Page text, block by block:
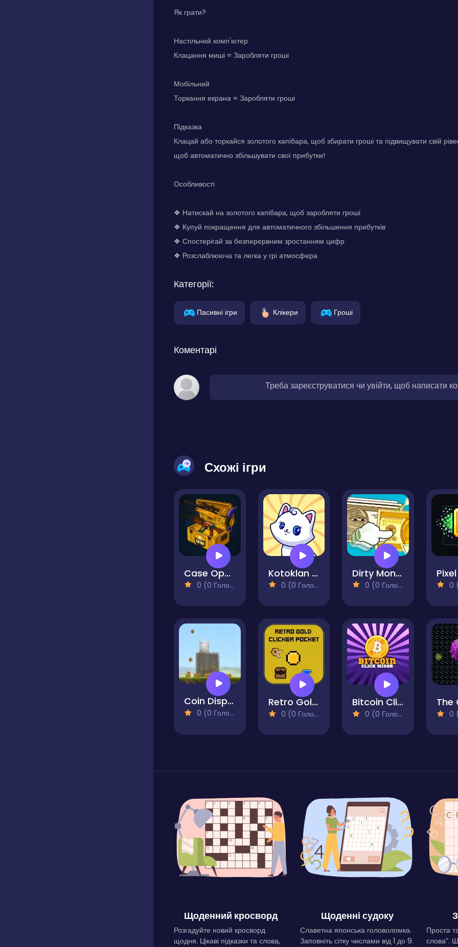
Як грати?
Настільний комп'ютер
Клацання миші = Заробляти гроші
Мобільний
Торкання екрана = Заробляти гроші
Підказка
Клацай або торкайся золотого капібара, щоб збирати гроші та підвищувати свій
щоб автоматично збільшувати свої прибутки!
Особливості
❖ Натискай на золотого капібара, щоб заробляти гроші
❖ Купуй покращення для автоматичного збільшення прибутків
❖ Спостерігай за безперервним зростанням цифр
❖ Розслаблююча та легка у грі атмосфера
Категорії:
Пасивні ігри Клікери Гроші
Коментарі
Треба зареєструватися чи увійти, щоб написати
Схожі ігри
Case Opener - Case Clicker Simulator
0 (0 Голосів)
Kotoklan Fluffy Epic Idle
0 (0 Голосів)
Dirty Money The Rich Get Rich
0 (0 Голосів) 0
Coin Dispenser
0 (0 Голосів)
Retro Gold Clicker Pocket
0 (0 Голосів)
Bitcoin Click Miner
0 (0 Голосів)
The
0
Щоденний кросворд
Розгадуйте новий кросворд
щодня. Цікаві підказки та слова,
Щоденні судоку
Славетна японська головоломка.
Заповніть сітку числами від 1 до 9.
Проста
слова”.